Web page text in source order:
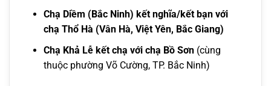
Chạ Diềm (Bắc Ninh) kết nghĩa/kết bạn với
chạ Thổ Hà (Vân Hà, Việt Yên, Bắc Giang)
Chạ Khả Lễ kết chạ với chạ Bồ Sơn(cùng
thuộc phường Võ Cường, TP. Bắc Ninh)